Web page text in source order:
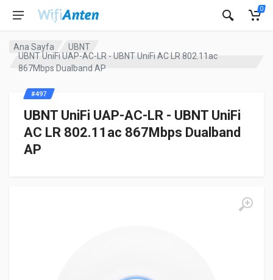
0
Ana Sayfa
UBNT
UBNT UniFi UAP-AC-LR - UBNT UniFi AC LR 802.11ac
867Mbps Dualband AP
UBNT UniFi UAP-AC-LR - UBNT UniFi
AC LR 802.11ac 867Mbps Dualband
AP
#497